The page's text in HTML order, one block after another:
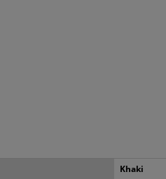
5mm AntracytKhaki